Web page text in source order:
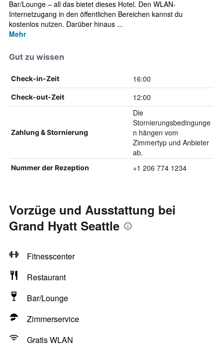
Bar/Lounge – all das bietet dieses Hotel. Den WLAN-
Internetzugang in den öffentlichen Bereichen kannst du
kostenlos nutzen. Darüber hinaus ...
Mehr
Gut zu wissen
Check-in-Zeit 16:00
Check-out-Zeit 12:00
Zahlung & Stornierung
Die
Stornierungsbedingunge
n hängen vom
Zimmertyp und Anbieter
ab.
Nummer der Rezeption +1 206 774 1234
Vorzüge und Ausstattung bei
Grand Hyatt Seattle
Fitnesscenter
Restaurant
Bar/Lounge
Zimmerservice
Gratis WLAN